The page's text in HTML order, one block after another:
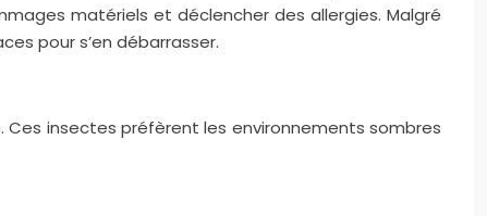
matériels et déclencher des allergies. Malgré
pour s’en débarrasser.
insectes préfèrent les environnements sombres